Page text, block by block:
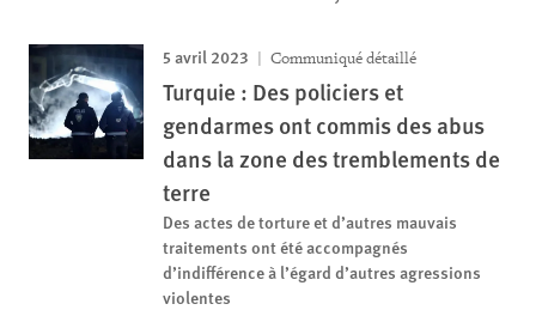
5 avril 2023 Communiqué détaillé
Turquie : Des policiers et
gendarmes ont commis des abus
dans la zone des tremblements de
terre
Des actes de torture et d’autres mauvais
traitements ont été accompagnés
d’indifférence à l’égard d’autres agressions
violentes